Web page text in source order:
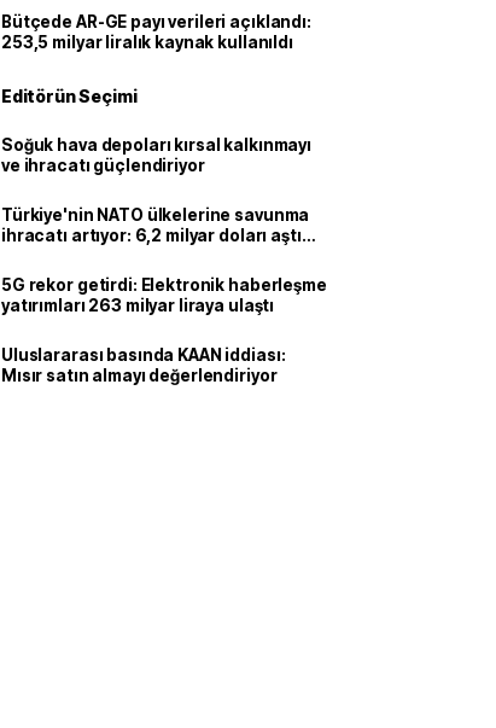
Bütçede AR-GE payı verileri açıklandı:
253,5 milyar liralık kaynak kullanıldı
Editörün Seçimi
Soğuk hava depoları kırsal kalkınmayı
ve ihracatı güçlendiriyor
Türkiye'nin NATO ülkelerine savunma
ihracatı artıyor: 6,2 milyar doları aştı
5G rekor getirdi: Elektronik haberleşme
yatırımları 263 milyar liraya ulaştı
Uluslararası basında KAAN iddiası:
Mısır satın almayı değerlendiriyor